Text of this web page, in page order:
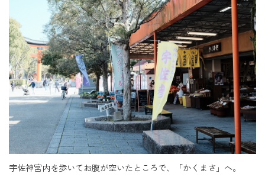
宇佐神宮内を歩いてお腹が空いたところで、「かくまさ」へ。